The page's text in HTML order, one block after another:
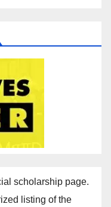
scholarship page.
listing of the